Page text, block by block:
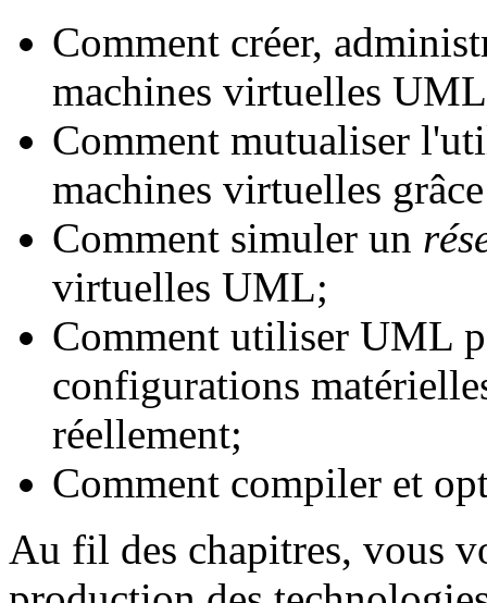
Comment créer,
machines virtuelles
Comment mutualiser
machines virtuelles
Comment simuler un
virtuelles UML;
Comment utiliser UML
configurations
réellement;
Comment compiler et
Au fil des chapitres, vous